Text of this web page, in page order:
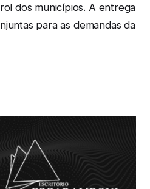
dos municípios. A entrega
para as demandas da